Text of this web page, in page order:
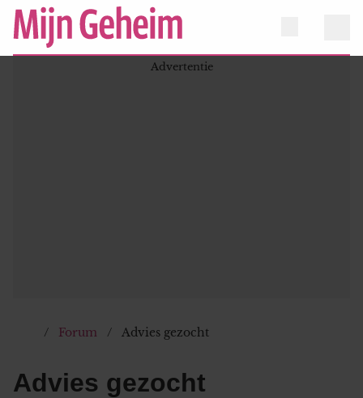
Forum Advies gezocht
Advies gezocht